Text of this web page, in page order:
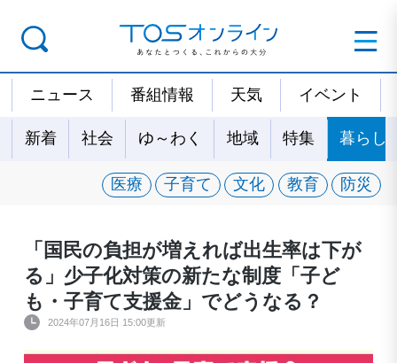
ニュース 番組情報 天気 イベント
新着 社会 ゆ～わく 地域 特集 暮らし
医療 子育て 文化 教育 防災
「国民の負担が増えれば出生率は下が
る」少子化対策の新たな制度「子ど
も・子育て支援金」でどうなる？
2024年07月16日 15:00更新